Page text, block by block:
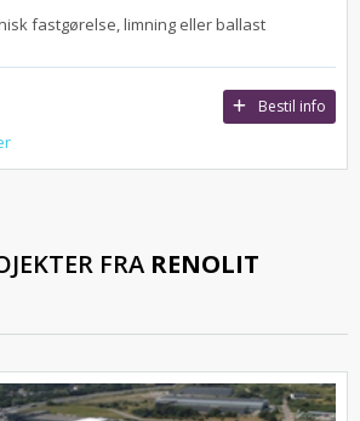
fastgørelse, limning eller ballast
Bestil info
FRA RENOLIT